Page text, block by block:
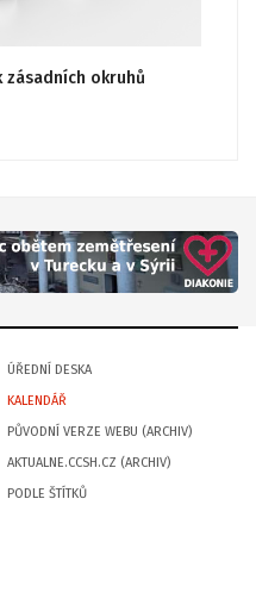
zásadních okruhů
ÚŘEDNÍ DESKA
KALENDÁŘ
PŮVODNÍ VERZE WEBU (ARCHIV)
AKTUALNE.CCSH.CZ (ARCHIV)
PODLE ŠTÍTKŮ